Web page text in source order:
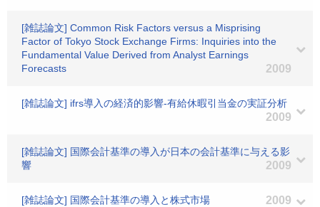
[雑誌論文] Common Risk Factors versus a Misprising
Factor of Tokyo Stock Exchange Firms: Inquiries into the
Fundamental Value Derived from Analyst Earnings
Forecasts
2009
[雑誌論文] ifrs導入の経済的影響-有給休暇引当金の実証分析
2009
[雑誌論文] 国際会計基準の導入が日本の会計基準に与える影
響
2009
[雑誌論文] 国際会計基準の導入と株式市場 2009